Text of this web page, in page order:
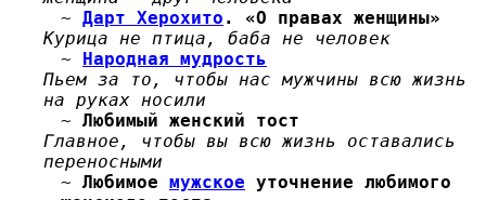
~ Дарт Херохито . «О правах женщины»
Курица не птица, баба не человек
~ Народная мудрость
Пьем за то, чтобы нас мужчины всю жизнь
на руках носили
~ Любимый женский тост
Главное, чтобы вы всю жизнь оставались
переносными
~ Любимое мужское уточнение любимого